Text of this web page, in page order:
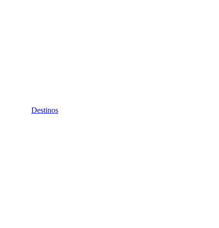
Destinos